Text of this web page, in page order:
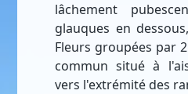
lâchement
glauques en
Fleurs groupées par
commun situé à
vers l'extrémité des